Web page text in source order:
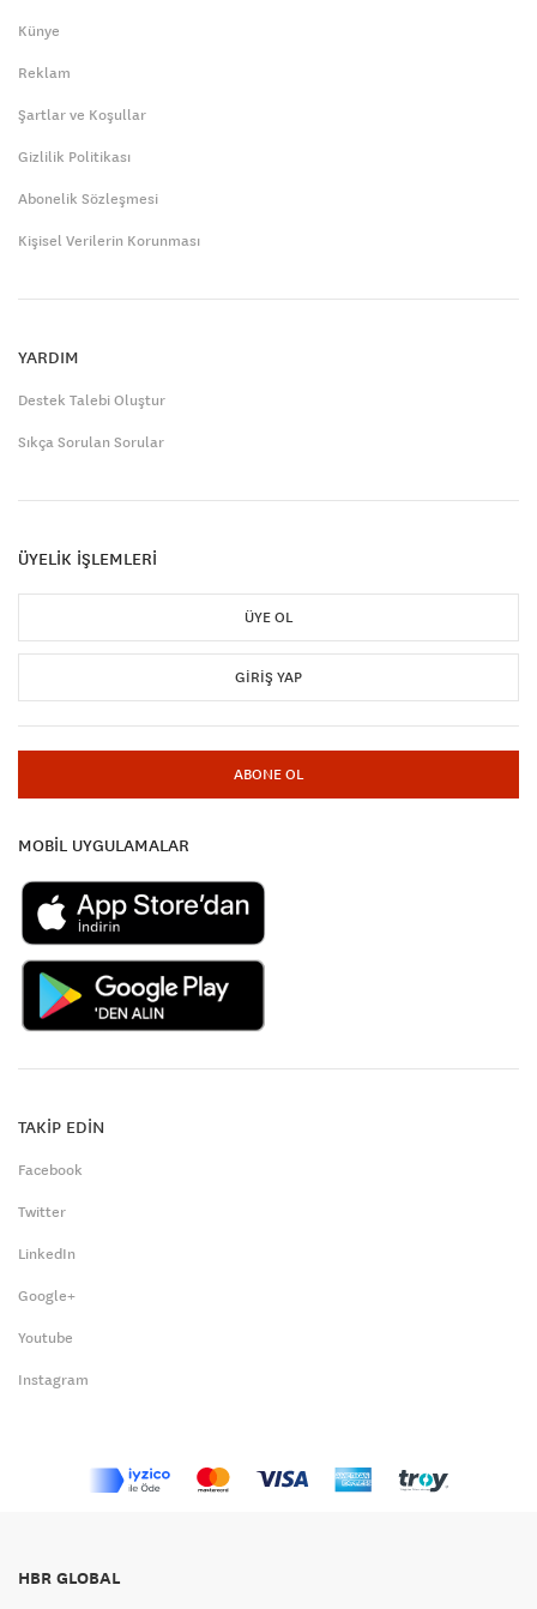
Künye
Reklam
Şartlar ve Koşullar
Gizlilik Politikası
Abonelik Sözleşmesi
Kişisel Verilerin Korunması
YARDIM
Destek Talebi Oluştur
Sıkça Sorulan Sorular
ÜYELİK İŞLEMLERİ
ÜYE OL
GIRIŞ YAP
ABONE OL
MOBİL UYGULAMALAR
TAKİP EDİN
Facebook
Twitter
LinkedIn
Google+
Youtube
Instagram
HBR GLOBAL